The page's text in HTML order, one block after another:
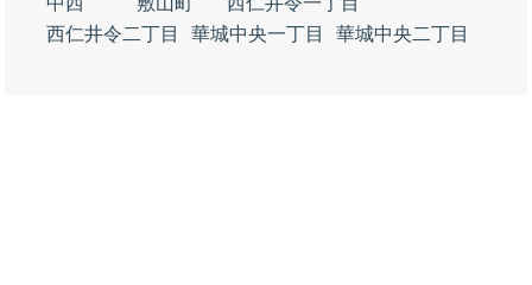
西仁井令二丁目
華城中央一丁目 華城中央二丁目